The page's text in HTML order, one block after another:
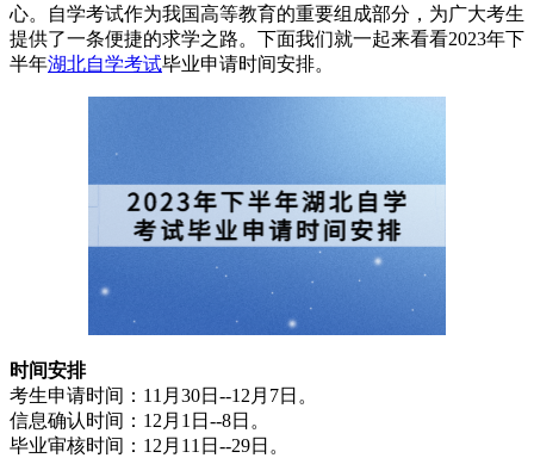
心。自学考试作为我国高等教育的重要组成部分，为广大考生
提供了一条便捷的求学之路。下面我们就一起来看看2023年下
半年湖北自学考试毕业申请时间安排。
时间安排
考生申请时间：11月30日--12月7日。
信息确认时间：12月1日--8日。
毕业审核时间：12月11日--29日。